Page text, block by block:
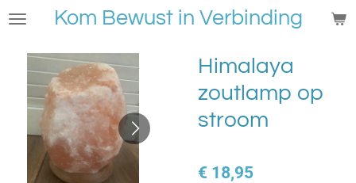
Ga
naar
hoofdinhoud
Kom Bewust in Verbinding
Himalaya
zoutlamp op
stroom
€ 18,95